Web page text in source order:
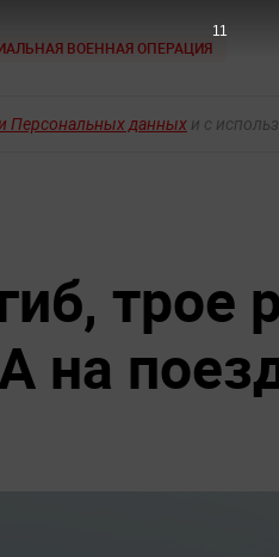
ВОЕННАЯ ОПЕРАЦИЯ
Персональных данных и с
трое
на
10